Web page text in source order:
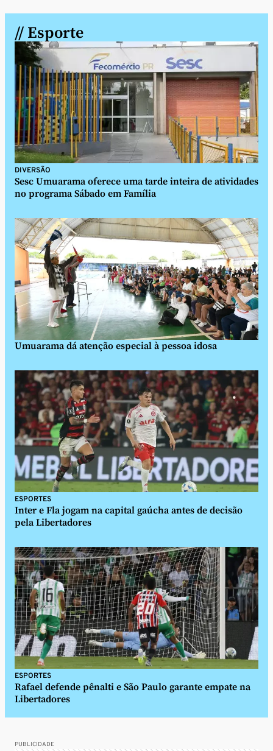
// Esporte
DIVERSÃO
Sesc Umuarama oferece uma tarde inteira de atividades
no programa Sábado em Família
Umuarama dá atenção especial à pessoa idosa
ESPORTES
Inter e Fla jogam na capital gaúcha antes de decisão
pela Libertadores
ESPORTES
Rafael defende pênalti e São Paulo garante empate na
Libertadores
PUBLICIDADE